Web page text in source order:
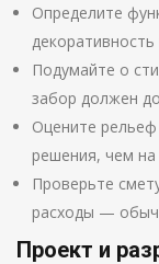
Определите
Подумайте о
забор должен
Оцените рельеф
решения, чем на
Проверьте
расходы —
Проект и